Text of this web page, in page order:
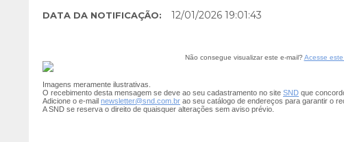
DATA DA NOTIFICAÇÃO: 12/01/2026 19:01:43
Não consegue visualizar este e-mail? Acesse
Imagens meramente ilustrativas.
O recebimento desta mensagem se deve ao seu cadastramento no site SND que
Adicione o e-mail newsletter@snd.com.br ao seu catálogo de endereços para garantir o
A SND se reserva o direito de quaisquer alterações sem aviso prévio.